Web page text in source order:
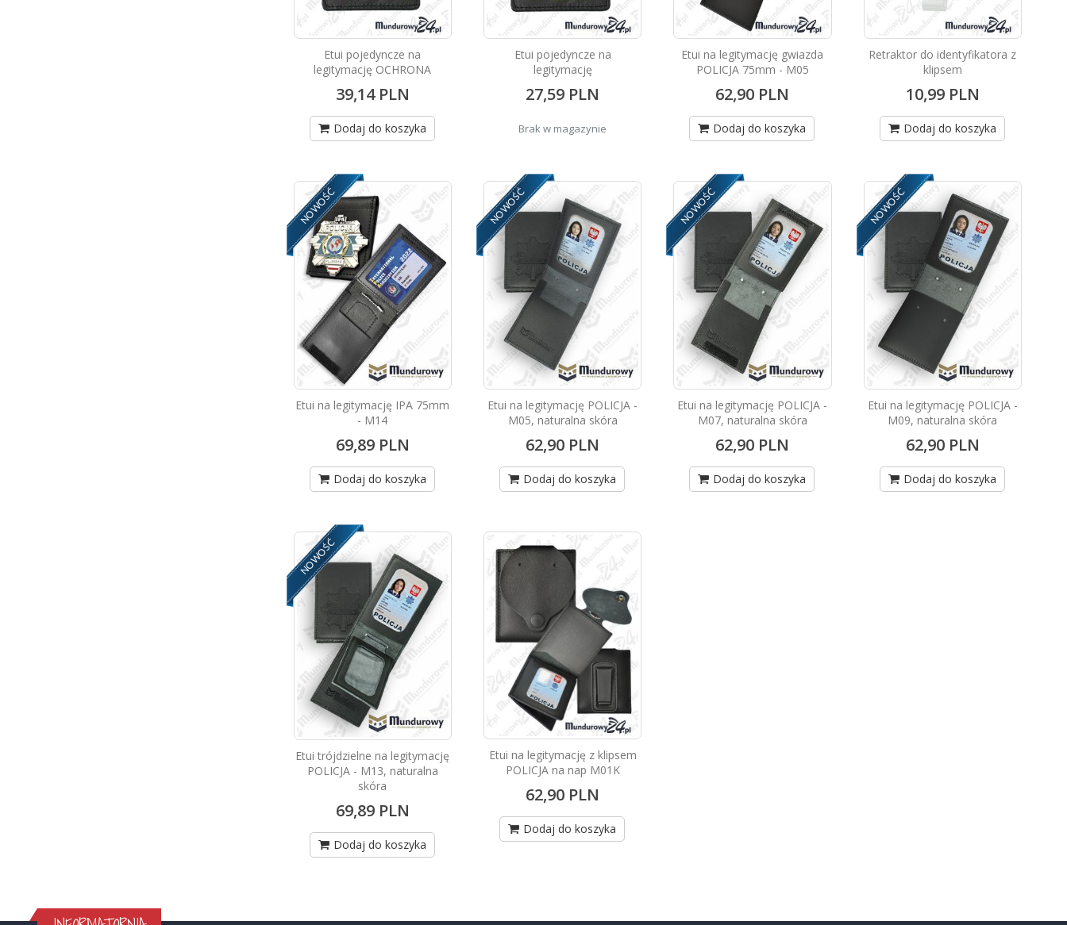
Etui pojedyncze na
legitymację OCHRONA
39,14 PLN
Dodaj do koszyka
Etui pojedyncze na
legitymację
27,59 PLN
Brak w magazynie
Etui na legitymację gwiazda
POLICJA 75mm - M05
62,90 PLN
Dodaj do koszyka
Retraktor do identyfikatora z
klipsem
10,99 PLN
Dodaj do koszyka
NOWOŚĆ
Etui na legitymację IPA 75mm
- M14
69,89 PLN
Dodaj do koszyka
NOWOŚĆ
Etui na legitymację POLICJA -
M05, naturalna skóra
62,90 PLN
Dodaj do koszyka
NOWOŚĆ
Etui na legitymację POLICJA -
M07, naturalna skóra
62,90 PLN
Dodaj do koszyka
NOWOŚĆ
Etui na legitymację POLICJA -
M09, naturalna skóra
62,90 PLN
Dodaj do koszyka
NOWOŚĆ
Etui trójdzielne na legitymację
POLICJA - M13, naturalna
skóra
69,89 PLN
Dodaj do koszyka
Etui na legitymację z klipsem
POLICJA na nap M01K
62,90 PLN
Dodaj do koszyka